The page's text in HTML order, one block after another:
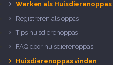
Werken als Huisdierenoppas
Registreren als oppas
Tips huisdierenoppas
FAQ door huisdierenoppas
Huisdierenoppas vinden